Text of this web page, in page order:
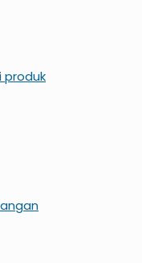
produk